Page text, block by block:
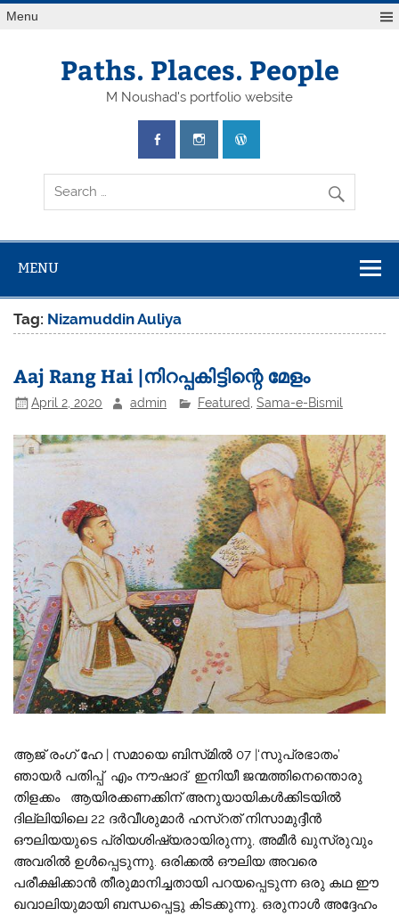
Skip
toMenu
Paths. Places. People
M Noushad's portfolio website
MENU
Tag: Nizamuddin Auliya
Aaj Rang Hai |നിറപ്പകിട്ടിന്റെ മേളം
April 2, 2020 admin Featured Sama-e-Bismil
ആജ് രംഗ് ഹേ | സമായെ ബിസ്‌മിൽ 07 |‘സുപ്രഭാതം’
ഞായർ പതിപ്പ് എം നൗഷാദ് ഇനിയീ ജന്മത്തിനെന്തൊരു
തിളക്കം ആയിരക്കണക്കിന് അനുയായികൾക്കിടയിൽ
ദില്ലിയിലെ 22 ദർവീശുമാർ ഹസ്‌റത് നിസാമുദ്ദീൻ
ഔലിയയുടെ പ്രിയശിഷ്യരായിരുന്നു, അമീർ ഖുസ്രുവും
അവരിൽ ഉൾപ്പെടുന്നു. ഒരിക്കൽ ഔലിയ അവരെ
പരീക്ഷിക്കാൻ തീരുമാനിച്ചതായി പറയപ്പെടുന്ന ഒരു കഥ ഈ
ഖവാലിയുമായി ബന്ധപ്പെട്ടു കിടക്കുന്നു. ഒരുനാൾ അദ്ദേഹം